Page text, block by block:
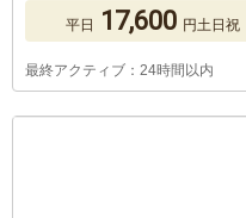
平日 17,600 円土日祝
最終アクティブ：24時間以内